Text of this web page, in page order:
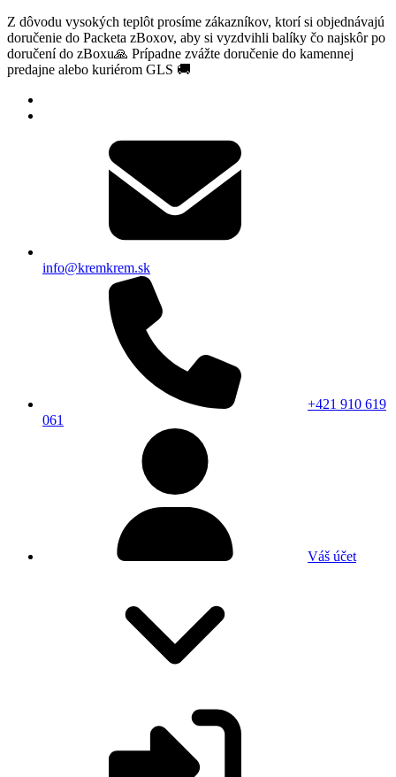
Z dôvodu vysokých teplôt prosíme zákazníkov, ktorí si objednávajú
doručenie do Packeta zBoxov, aby si vyzdvihli balíky čo najskôr po
doručení do zBoxu🙏 Prípadne zvážte doručenie do kamennej
predajne alebo kuriérom GLS 🚚
info@kremkrem.sk
+421 910 619
061
Váš účet